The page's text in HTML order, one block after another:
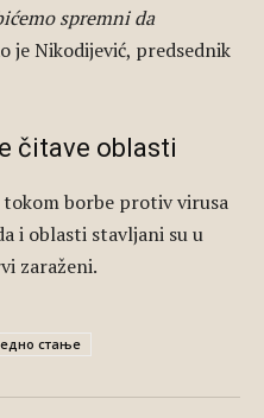
spremni da
je Nikodijević, predsednik
čitave oblasti
tokom borbe protiv virusa
i oblasti stavljani su u
zaraženi.
стање